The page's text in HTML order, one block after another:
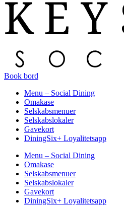
Book bord
Menu – Social Dining
Omakase
Selskabsmenuer
Selskabslokaler
Gavekort
DiningSix+ Loyalitetsapp
Menu – Social Dining
Omakase
Selskabsmenuer
Selskabslokaler
Gavekort
DiningSix+ Loyalitetsapp